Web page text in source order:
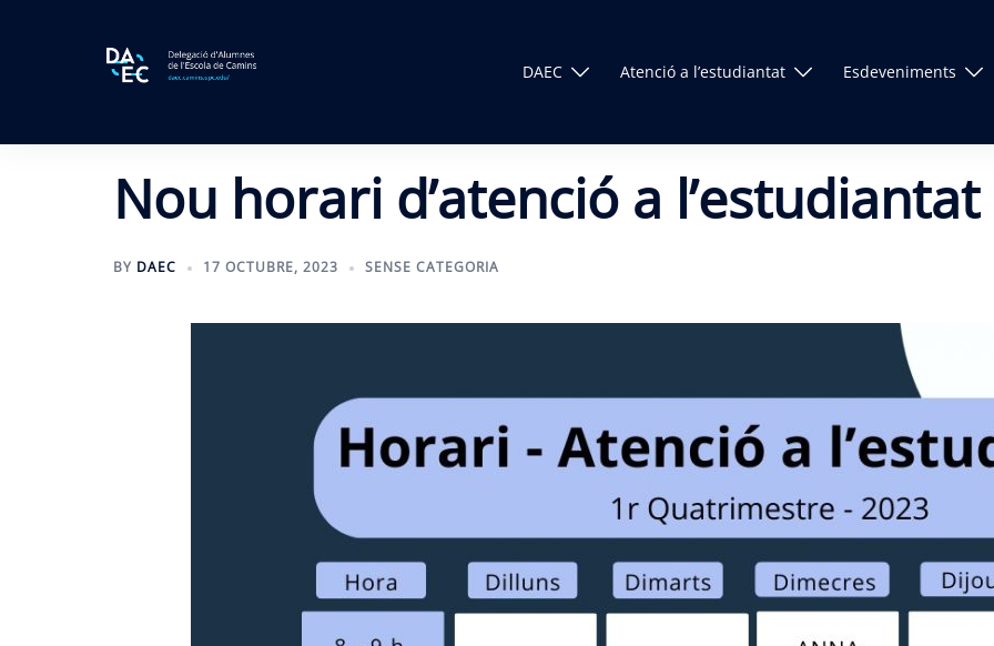
DAEC Atenció a l’estudiantat Esdeveniments
Nou horari d’atenció a l’estudiantat
BY DAEC 17 OCTUBRE, 2023 SENSE CATEGORIA